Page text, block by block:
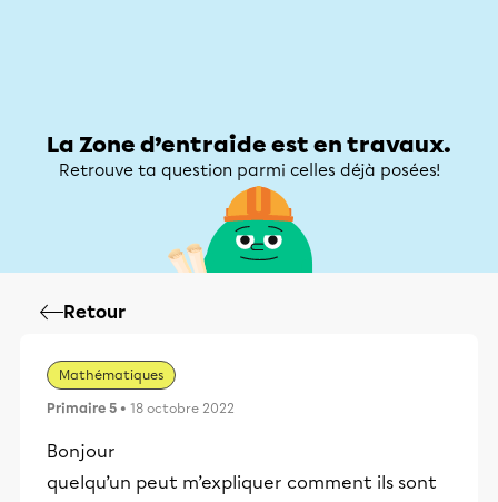
La Zone d’entraide est en travaux.
Retrouve ta question parmi celles déjà posées!
Retour
Mathématiques
Primaire 5 • 18 octobre 2022
Bonjour
quelqu’un peut m’expliquer comment ils sont